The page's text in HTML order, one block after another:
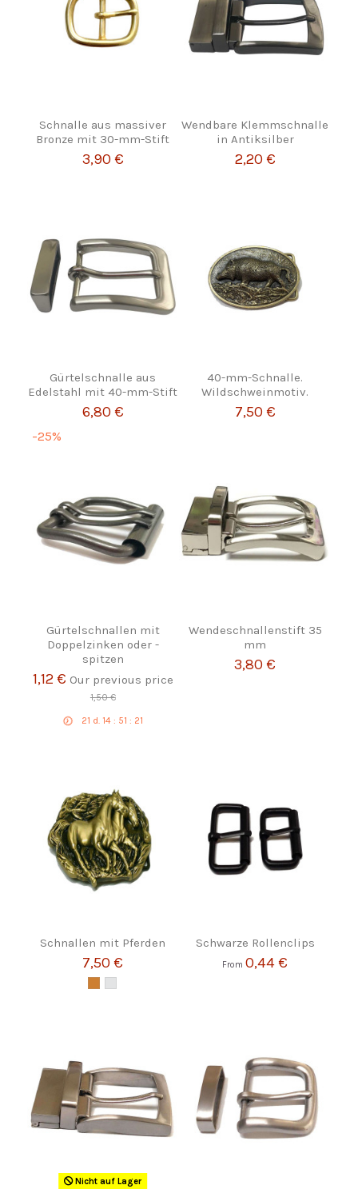
Schnalle aus massiver
Bronze mit 30-mm-Stift
3,90 €
Wendbare Klemmschnalle
in Antiksilber
2,20 €
Gürtelschnalle aus
Edelstahl mit 40-mm-Stift
6,80 €
40-mm-Schnalle.
Wildschweinmotiv.
7,50 €
-25%
Gürtelschnallen mit
Doppelzinken oder -
spitzen
1,12 € Our previous price
1,50 €
21d. 14: 51: 20
Wendeschnallenstift 35
mm
3,80 €
Schnallen mit Pferden
7,50 €
Schwarze Rollenclips
From0,44 €
Nicht auf Lager